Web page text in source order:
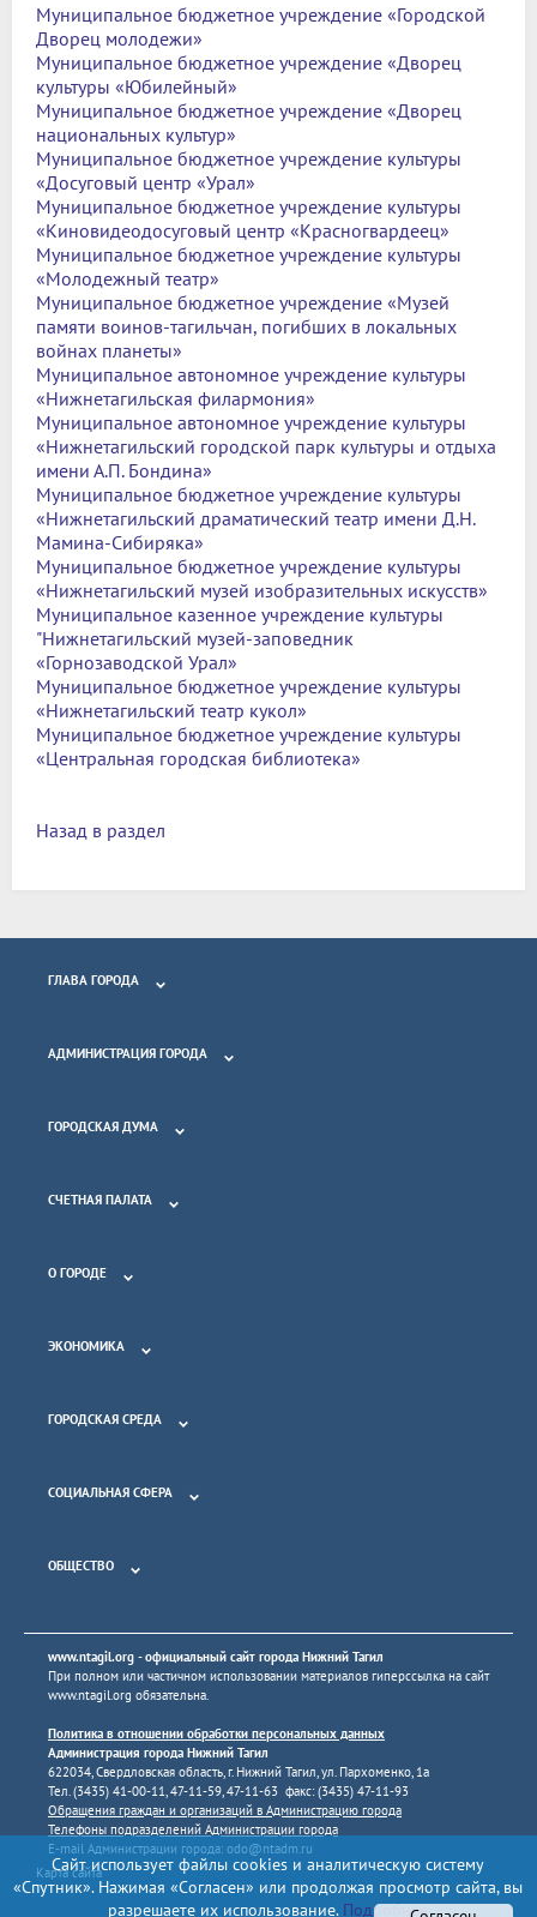
Муниципальное бюджетное учреждение «Городской
Дворец молодежи»
Муниципальное бюджетное учреждение «Дворец
культуры «Юбилейный»
Муниципальное бюджетное учреждение «Дворец
национальных культур»
Муниципальное бюджетное учреждение культуры
«Досуговый центр «Урал»
Муниципальное бюджетное учреждение культуры
«Киновидеодосуговый центр «Красногвардеец»
Муниципальное бюджетное учреждение культуры
«Молодежный театр»
Муниципальное бюджетное учреждение «Музей
памяти воинов-тагильчан, погибших в локальных
войнах планеты»
Муниципальное автономное учреждение культуры
«Нижнетагильская филармония»
Муниципальное автономное учреждение культуры
«Нижнетагильский городской парк культуры и отдыха
имени А.П. Бондина»
Муниципальное бюджетное учреждение культуры
«Нижнетагильский драматический театр имени Д.Н.
Мамина-Сибиряка»
Муниципальное бюджетное учреждение культуры
«Нижнетагильский музей изобразительных искусств»
Муниципальное казенное учреждение культуры
"Нижнетагильский музей-заповедник
«Горнозаводской Урал»
Муниципальное бюджетное учреждение культуры
«Нижнетагильский театр кукол»
Муниципальное бюджетное учреждение культуры
«Центральная городская библиотека»
Назад в раздел
ГЛАВА ГОРОДА
АДМИНИСТРАЦИЯ ГОРОДА
ГОРОДСКАЯ ДУМА
СЧЕТНАЯ ПАЛАТА
О ГОРОДЕ
ЭКОНОМИКА
ГОРОДСКАЯ СРЕДА
СОЦИАЛЬНАЯ СФЕРА
ОБЩЕСТВО
www.ntagil.org - официальный сайт города Нижний Тагил
При полном или частичном использовании материалов гиперссылка на сайт
www.ntagil.org обязательна.
Политика в отношении обработки персональных данных
Администрация города Нижний Тагил
622034, Свердловская область, г. Нижний Тагил, ул. Пархоменко, 1а
Тел. (3435) 41-00-11, 47-11-59, 47-11-63 факс: (3435) 47-11-93
Обращения граждан и организаций в Администрацию города
Телефоны подразделений Администрации города
E-mail Администрации города: odo@ntadm.ru
Карта сайта
Сайт использует файлы cookies и аналитическую систему
«Спутник». Нажимая «Согласен» или продолжая просмотр сайта, вы
разрешаете их использование.Подробнее